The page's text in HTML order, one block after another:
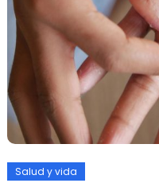
Salud y vida